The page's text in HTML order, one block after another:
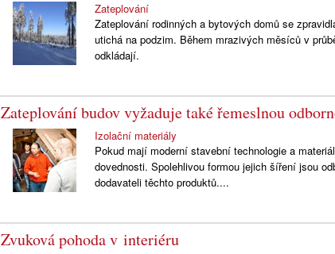
Zateplování
Zateplování rodinných a bytových domů se
utichá na podzim. Během mrazivých měsíců v
odkládají.
Zateplování budov vyžaduje také řemeslnou
Izolační materiály
Pokud mají moderní stavební technologie a
dovednosti. Spolehlivou formou jejich šíření jsou
dodavateli těchto produktů....
Zvuková pohoda v interiéru